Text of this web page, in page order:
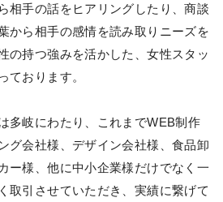
相手の話をヒアリングしたり、商談
から相手の感情を読み取りニーズを
の持つ強みを活かした、女性スタッ
ております。
多岐にわたり、これまでWEB制作
グ会社様、デザイン会社様、食品卸
ー様、他に中小企業様だけでなく一
取引させていただき、実績に繋げて